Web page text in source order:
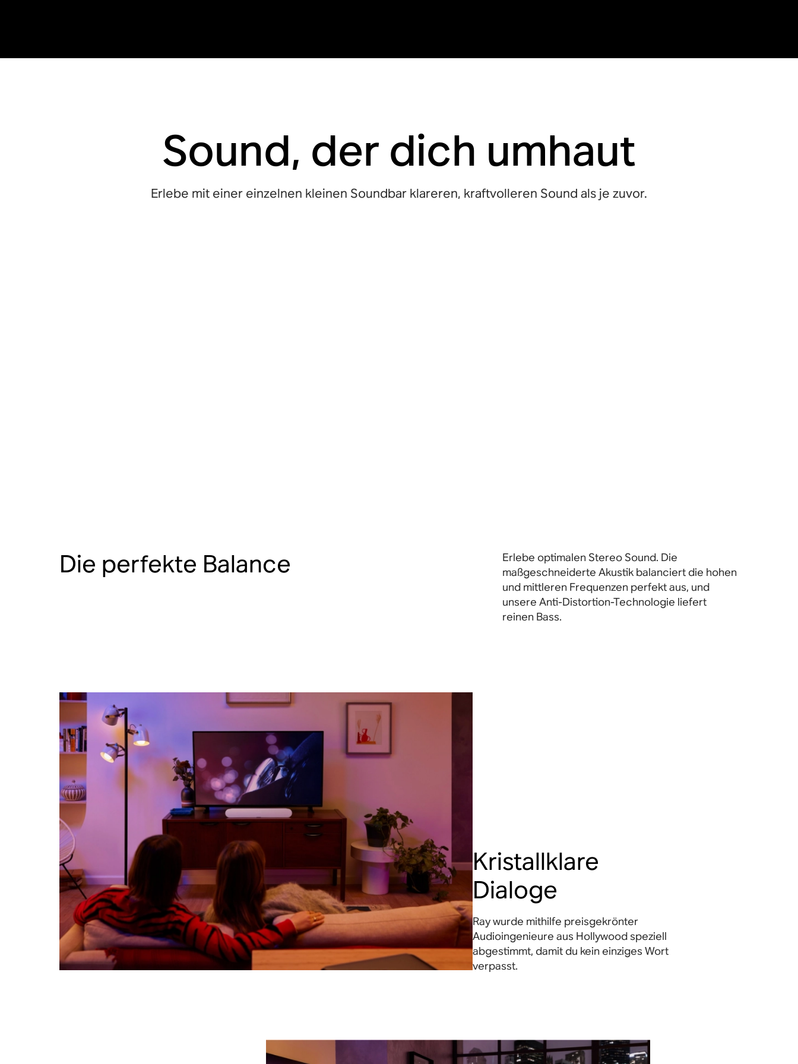
Sound, der dich umhaut
Erlebe mit einer einzelnen kleinen Soundbar klareren, kraftvolleren Sound als je zuvor.
Die perfekte Balance
Erlebe optimalen Stereo Sound. Die
maßgeschneiderte Akustik balanciert die hohen
und mittleren Frequenzen perfekt aus, und
unsere Anti-Distortion-Technologie liefert
reinen Bass.
Kristallklare
Dialoge
Ray wurde mithilfe preisgekrönter
Audioingenieure aus Hollywood speziell
abgestimmt, damit du kein einziges Wort
verpasst.